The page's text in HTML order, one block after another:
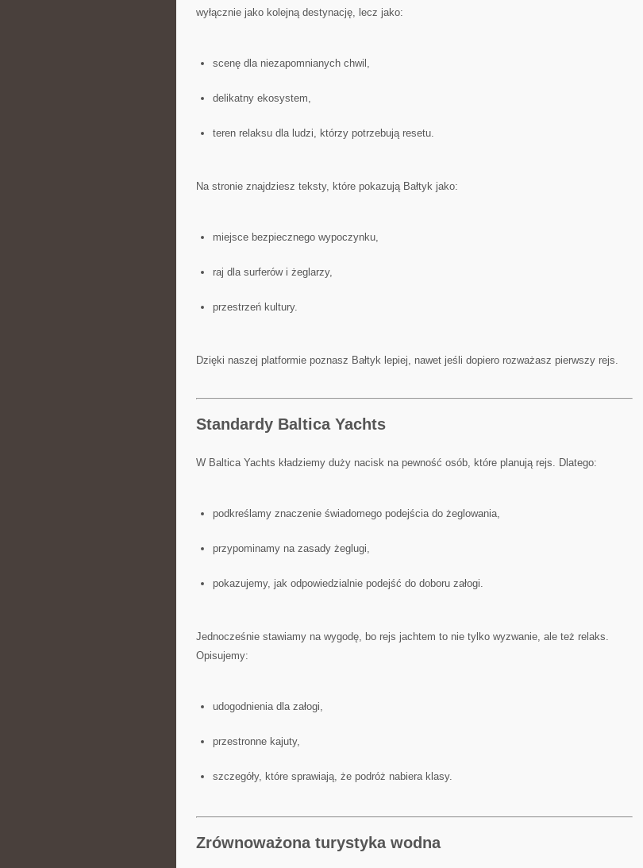
wyłącznie jako kolejną destynację, lecz jako:
scenę dla niezapomnianych chwil,
delikatny ekosystem,
teren relaksu dla ludzi, którzy potrzebują resetu.
Na stronie znajdziesz teksty, które pokazują Bałtyk jako:
miejsce bezpiecznego wypoczynku,
raj dla surferów i żeglarzy,
przestrzeń kultury.
Dzięki naszej platformie poznasz Bałtyk lepiej, nawet jeśli dopiero rozważasz pierwszy rejs.
Standardy Baltica Yachts
W Baltica Yachts kładziemy duży nacisk na pewność osób, które planują rejs. Dlatego:
podkreślamy znaczenie świadomego podejścia do żeglowania,
przypominamy na zasady żeglugi,
pokazujemy, jak odpowiedzialnie podejść do doboru załogi.
Jednocześnie stawiamy na wygodę, bo rejs jachtem to nie tylko wyzwanie, ale też relaks.
Opisujemy:
udogodnienia dla załogi,
przestronne kajuty,
szczegóły, które sprawiają, że podróż nabiera klasy.
Zrównoważona turystyka wodna